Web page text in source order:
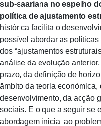
sub-saariana no espelho
política de ajustamento
histórica facilita o
possível abordar as
dos “ajustamentos
análise da evolução
prazo, da definição de
âmbito da teoria
desenvolvimento, da acção
sociais. E o que a seguir se
abordagem inicial ao